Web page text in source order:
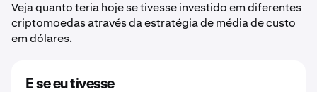
Veja quanto teria hoje se tivesse investido em diferentes
criptomoedas através da estratégia de média de custo
em dólares.
E se eu tivesse